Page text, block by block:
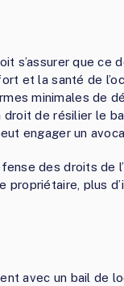
s’assurer que ce
et la santé de
minimales de
de résilier le
engager un
des droits de
propriétaire, plus
avec un bail de